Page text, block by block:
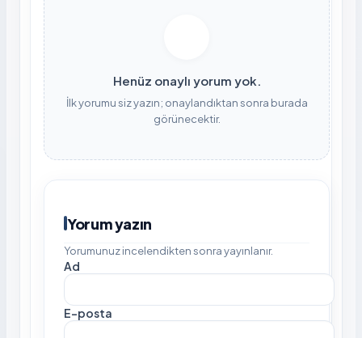
Henüz onaylı yorum yok.
İlk yorumu siz yazın; onaylandıktan sonra burada
görünecektir.
Yorum yazın
Yorumunuz incelendikten sonra yayınlanır.
Ad
E-posta